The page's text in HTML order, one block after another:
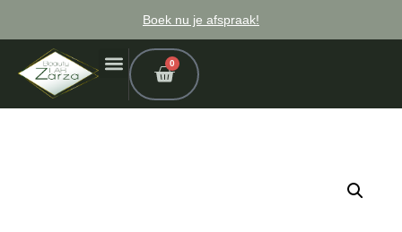
Boek nu je afspraak!
0